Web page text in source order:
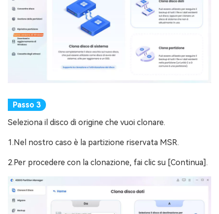
Seleziona il disco di origine che vuoi clonare.
1.Nel nostro caso è la partizione riservata MSR.
2.Per procedere con la clonazione, fai clic su [Continua].